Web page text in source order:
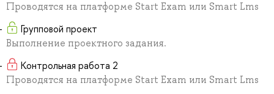
Проводятся на платформе Start Exam или Smart Lms
Групповой проект
Выполнение проектного задания.
Контрольная работа 2
Проводятся на платформе Start Exam или Smart Lms